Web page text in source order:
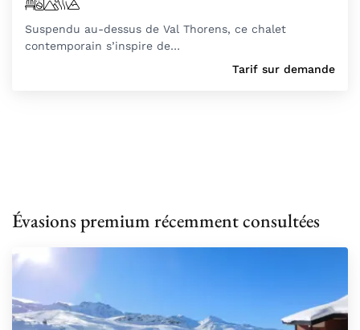
Suspendu au-dessus de Val Thorens, ce chalet
contemporain s’inspire de…
Tarif sur demande
Évasions premium récemment consultées